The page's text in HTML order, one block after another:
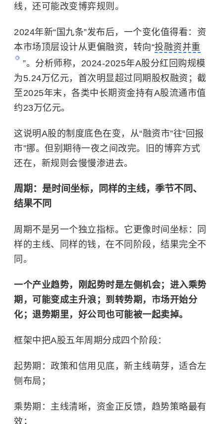
线，还可能改变博弈规则。
2024年新“国九条”发布后，一个变化值得看：资
本市场顶层设计从更偏融资，转向“投融资并重
”。分析师称，2024-2025年A股分红回购规模
为5.24万亿元，首次明显超过同期股权融资；截
至2025年末，各类中长期资金持有A股流通市值
约23万亿元。
这说明A股的制度底色在变，从“融资市”往“回报
市”挪。但别期待一夜之间改完。旧的博弈方式
还在，新规则会慢慢渗进去。
周期：是时间坐标，同样的主线，季节不同、
结果不同
周期不是另一个独立指标。它更像时间坐标：同
样的主线、同样的钱，在不同阶段，结果完全不
同。
一个产业趋势，刚起势时是左侧机会；进入乘势
期，可能变成主升浪；到转势期，市场开始分
化；退势期里，好公司也可能被一起卖掉。
框架中把A股五年周期分成四个阶段：
起势期：政策和信用见底，新主线萌芽，适合左
侧布局；
乘势期：主线清晰，资金正反馈，趋势策略最有
效；